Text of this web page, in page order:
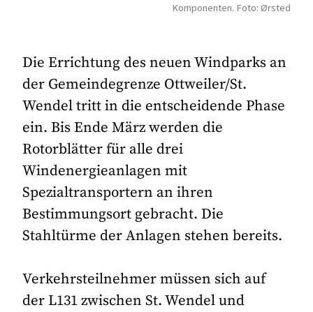
Komponenten. Foto: Ørsted
Die Errichtung des neuen Windparks an
der Gemeindegrenze Ottweiler/St.
Wendel tritt in die entscheidende Phase
ein. Bis Ende März werden die
Rotorblätter für alle drei
Windenergieanlagen mit
Spezialtransportern an ihren
Bestimmungsort gebracht. Die
Stahltürme der Anlagen stehen bereits.
Verkehrsteilnehmer müssen sich auf
der L131 zwischen St. Wendel und